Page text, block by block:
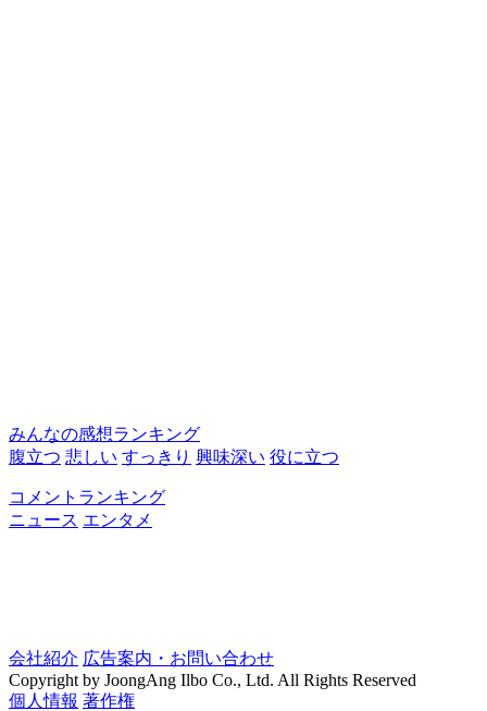
みんなの感想ランキング
腹立つ 悲しい すっきり 興味深い 役に立つ
コメントランキング
ニュース エンタメ
会社紹介 広告案内・お問い合わせ
Copyright by JoongAng Ilbo Co., Ltd. All Rights Reserved
個人情報 著作権